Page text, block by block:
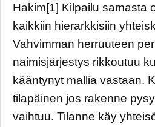
Hakim[1] Kilpailu samasta
kaikkiin hierarkkisiin
Vahvimman herruuteen
naimisjärjestys rikkoutuu
kääntynyt mallia vastaan.
tilapäinen jos rakenne
vaihtuu. Tilanne käy